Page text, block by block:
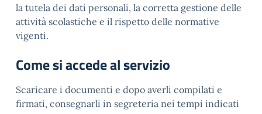
la tutela dei dati personali, la corretta gestione delle
attività scolastiche e il rispetto delle normative
vigenti.
Come si accede al servizio
Scaricare i documenti e dopo averli compilati e
firmati, consegnarli in segreteria nei tempi indicati